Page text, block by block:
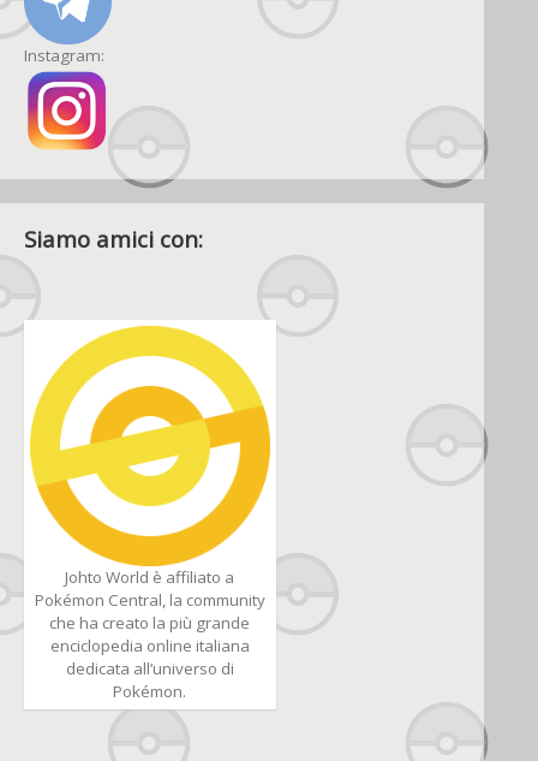
Instagram:
Siamo amici con:
Johto World è affiliato a
Pokémon Central, la community
che ha creato la più grande
enciclopedia online italiana
dedicata all’universo di
Pokémon.